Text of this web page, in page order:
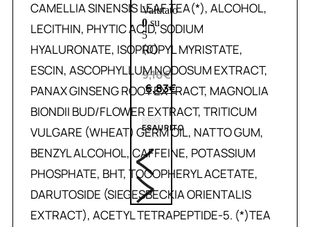
Valutato
0su
5
(0)
9,10€
6,83€
ESAURITO
CAMELLIA SINENSIS LEAF TEA(*), ALCOHOL,
LECITHIN, PHYTIC ACID, SODIUM
HYALURONATE, ISOPROPYL MYRISTATE,
ESCIN, ASCOPHYLLUM NODOSUM EXTRACT,
PANAX GINSENG ROOT EXTRACT, MAGNOLIA
BIONDII BUD/FLOWER EXTRACT, TRITICUM
VULGARE (WHEAT) GERM OIL, NATTO GUM,
BENZYL ALCOHOL, CAFFEINE, POTASSIUM
PHOSPHATE, BHT, TOCOPHERYL ACETATE,
DARUTOSIDE (SIEGESBECKIA ORIENTALIS
EXTRACT), ACETYL TETRAPEPTIDE-5. (*)TEA